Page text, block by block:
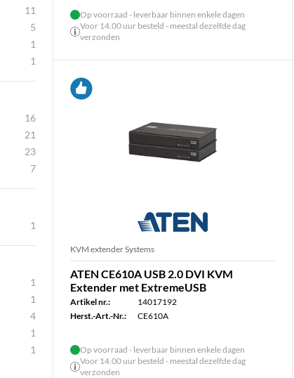
11
5
1
1
16
21
23
7
1
1
1
4
1
1
Op voorraad - leverbaar binnen enkele dagen
Voor 14.00 uur besteld - meestal dezelfde dag
verzonden
KVM extender Systems
ATEN CE610A USB 2.0 DVI KVM
Extender met ExtremeUSB
Artikel nr.:
14017192
Herst.-Art.-Nr.:
CE610A
Op voorraad - leverbaar binnen enkele dagen
Voor 14.00 uur besteld - meestal dezelfde dag
verzonden